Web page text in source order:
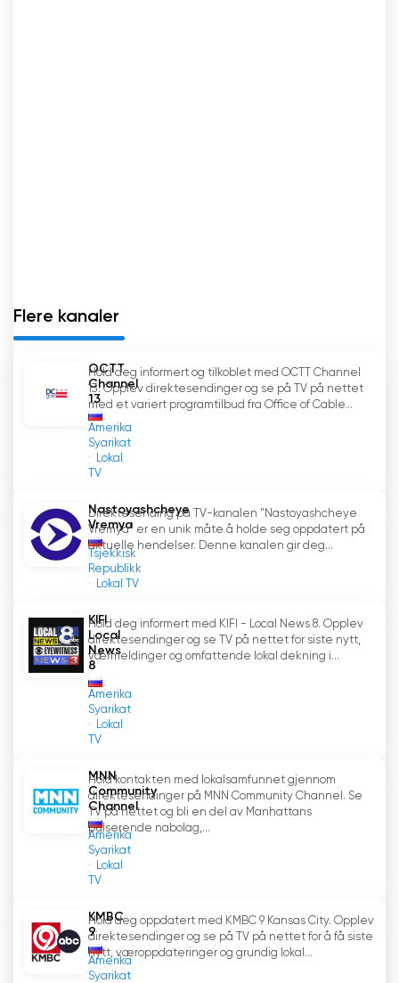
Flere kanaler
OCTT
Channel
13
Amerika
Syarikat
Lokal
TV
Hold deg informert og tilkoblet med OCTT Channel
13. Opplev direktesendinger og se på TV på nettet
med et variert programtilbud fra Office of Cable...
Nastoyashcheye
Vremya
Tsjekkisk
Republikk
Lokal TV
Direktesending på TV-kanalen "Nastoyashcheye
Vremya" er en unik måte å holde seg oppdatert på
aktuelle hendelser. Denne kanalen gir deg...
KIFI
Local
News
8
Amerika
Syarikat
Lokal
TV
Hold deg informert med KIFI - Local News 8. Opplev
direktesendinger og se TV på nettet for siste nytt,
værmeldinger og omfattende lokal dekning i...
MNN
Community
Channel
Amerika
Syarikat
Lokal
TV
Hold kontakten med lokalsamfunnet gjennom
direktesendinger på MNN Community Channel. Se
TV på nettet og bli en del av Manhattans
pulserende nabolag,...
KMBC
9
Amerika
Syarikat
Hold deg oppdatert med KMBC 9 Kansas City. Opplev
direktesendinger og se på TV på nettet for å få siste
nytt, væroppdateringer og grundig lokal...